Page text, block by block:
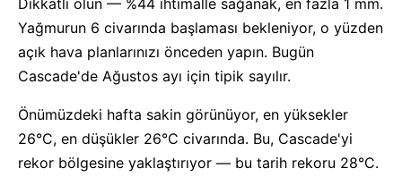
Dikkatli olun — %44 ihtimalle sağanak, en fazla 1 mm.
Yağmurun 6 civarında başlaması bekleniyor, o yüzden
açık hava planlarınızı önceden yapın. Bugün
Cascade'de Ağustos ayı için tipik sayılır.
Önümüzdeki hafta sakin görünüyor, en yüksekler
26°C, en düşükler 26°C civarında. Bu, Cascade'yi
rekor bölgesine yaklaştırıyor — bu tarih rekoru 28°C.